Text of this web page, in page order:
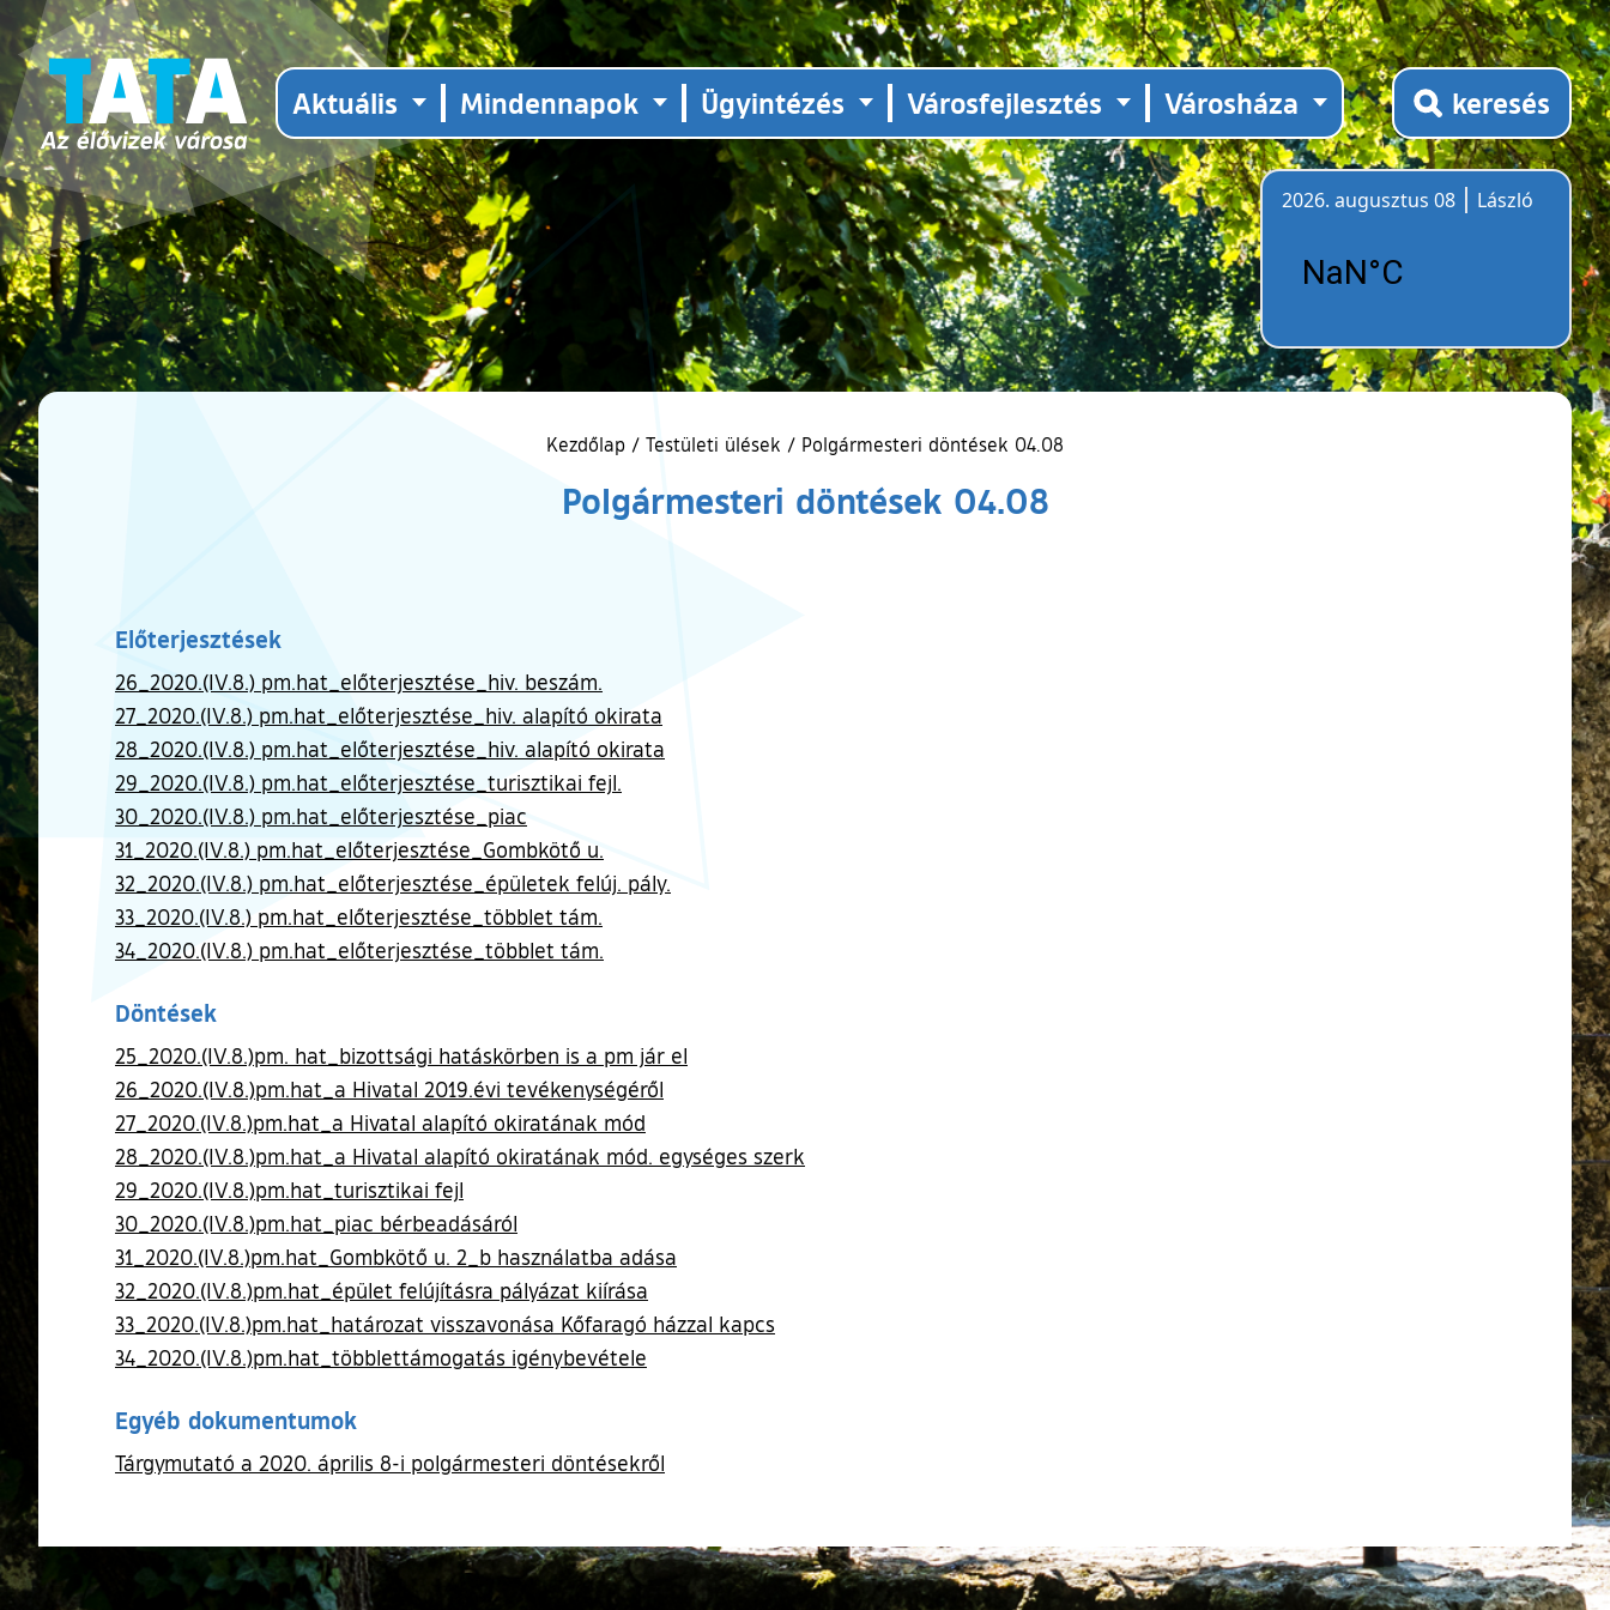
Aktuális Mindennapok Ügyintézés Városfejlesztés Városháza keresés
2026. augusztus 08
László
Kezdőlap / Testületi ülések / Polgármesteri döntések 04.08
Polgármesteri döntések 04.08
Előterjesztések
26_2020.(IV.8.) pm.hat_előterjesztése_hiv. beszám.
27_2020.(IV.8.) pm.hat_előterjesztése_hiv. alapító okirata
28_2020.(IV.8.) pm.hat_előterjesztése_hiv. alapító okirata
29_2020.(IV.8.) pm.hat_előterjesztése_turisztikai fejl.
30_2020.(IV.8.) pm.hat_előterjesztése_piac
31_2020.(IV.8.) pm.hat_előterjesztése_Gombkötő u.
32_2020.(IV.8.) pm.hat_előterjesztése_épületek felúj. pály.
33_2020.(IV.8.) pm.hat_előterjesztése_többlet tám.
34_2020.(IV.8.) pm.hat_előterjesztése_többlet tám.
Döntések
25_2020.(IV.8.)pm. hat_bizottsági hatáskörben is a pm jár el
26_2020.(IV.8.)pm.hat_a Hivatal 2019.évi tevékenységéről
27_2020.(IV.8.)pm.hat_a Hivatal alapító okiratának mód
28_2020.(IV.8.)pm.hat_a Hivatal alapító okiratának mód. egységes szerk
29_2020.(IV.8.)pm.hat_turisztikai fejl
30_2020.(IV.8.)pm.hat_piac bérbeadásáról
31_2020.(IV.8.)pm.hat_Gombkötő u. 2_b használatba adása
32_2020.(IV.8.)pm.hat_épület felújításra pályázat kiírása
33_2020.(IV.8.)pm.hat_határozat visszavonása Kőfaragó házzal kapcs
34_2020.(IV.8.)pm.hat_többlettámogatás igénybevétele
Egyéb dokumentumok
Tárgymutató a 2020. április 8-i polgármesteri döntésekről